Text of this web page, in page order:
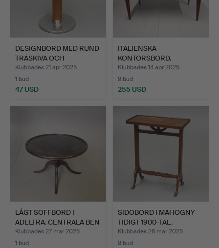
DESIGNBORD MED RUND
TRÄSKIVA OCH
FÖRKROMAD…
Klubbades 21 apr 2025
1 bud
47 USD
ITALIENSKA
KONTORSBORD.
GIUSEPPE MAGGIOLIN…
Klubbades 14 apr 2025
9 bud
255 USD
LÅGT SOFFBORD I
ÄDELTRÄ. CENTRALA BEN
PÅ P…
Klubbades 27 mar 2025
1 bud
SIDOBORD I MAHOGNY
TIDIGT 1900-TAL.
Klubbades 26 mar 2025
9 bud